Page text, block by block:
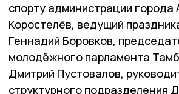
спорту администрации города
Коростелёв, ведущий
Геннадий Боровков,
молодёжного парламента
Дмитрий Пустовалов,
структурного